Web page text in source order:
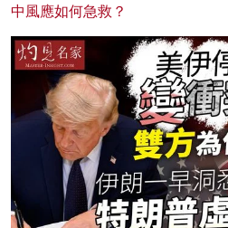
中風應如何急救？